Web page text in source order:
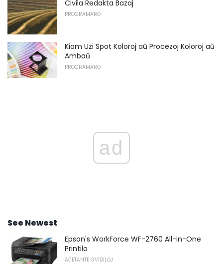
Civila Redakta Bazaj
PROGRAMARO
Kiam Uzi Spot Koloroj aŭ Procezoj Koloroj aŭ
Ambaŭ
PROGRAMARO
ad
See Newest
Epson's WorkForce WF-2760 All-in-One
Printilo
AĈETANTE GVIDILOJ